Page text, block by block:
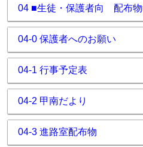
04 ■生徒・保護者向 配布
04-0 保護者へのお願い
04-1 行事予定表
04-2 甲南だより
04-3 進路室配布物